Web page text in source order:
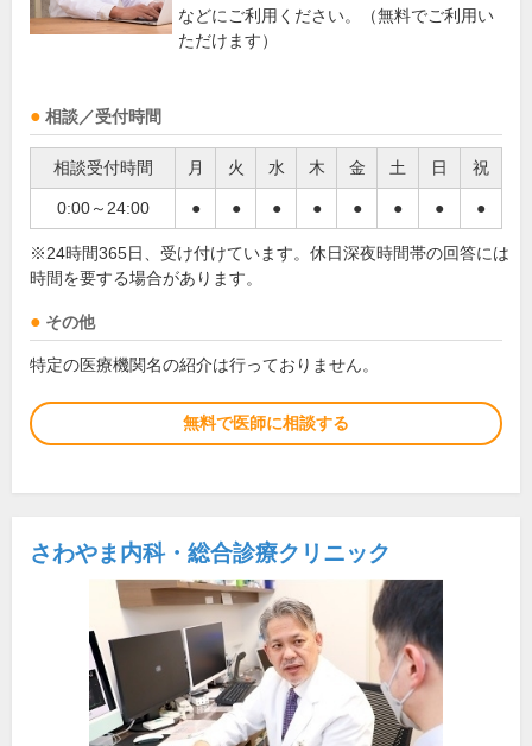
などにご利用ください。（無料でご利用い
ただけます）
相談／受付時間
相談受付時間 月 火 水 木 金 土 日 祝
0:00～24:00 ● ● ● ● ● ● ● ●
※24時間365日、受け付けています。休日深夜時間帯の回答には
時間を要する場合があります。
その他
特定の医療機関名の紹介は行っておりません。
無料で医師に相談する
さわやま内科・総合診療クリニック